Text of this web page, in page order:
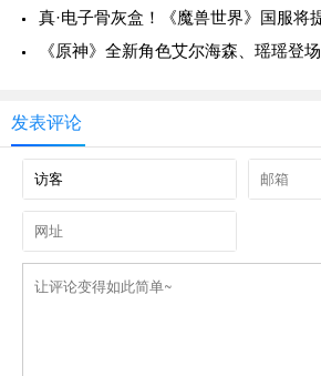
《原神》全新角色艾尔海森、瑶瑶登场
发表评论